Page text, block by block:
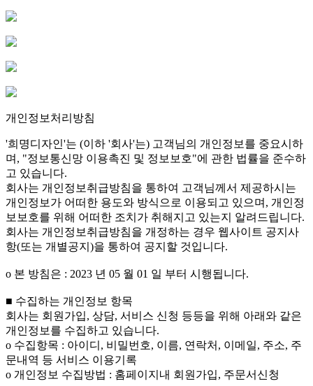
개인정보처리방침
'희명디자인'는 (이하 '회사'는) 고객님의 개인정보를 중요시하
며, "정보통신망 이용촉진 및 정보보호"에 관한 법률을 준수하
고 있습니다.
회사는 개인정보취급방침을 통하여 고객님께서 제공하시는
개인정보가 어떠한 용도와 방식으로 이용되고 있으며, 개인정
보보호를 위해 어떠한 조치가 취해지고 있는지 알려드립니다.
회사는 개인정보취급방침을 개정하는 경우 웹사이트 공지사
항(또는 개별공지)을 통하여 공지할 것입니다.
ο 본 방침은 : 2023 년 05 월 01 일 부터 시행됩니다.
■ 수집하는 개인정보 항목
회사는 회원가입, 상담, 서비스 신청 등등을 위해 아래와 같은
개인정보를 수집하고 있습니다.
ο 수집항목 : 아이디, 비밀번호, 이름, 연락처, 이메일, 주소, 주
문내역 등 서비스 이용기록
ο 개인정보 수집방법 : 홈페이지내 회원가입, 주문서신청